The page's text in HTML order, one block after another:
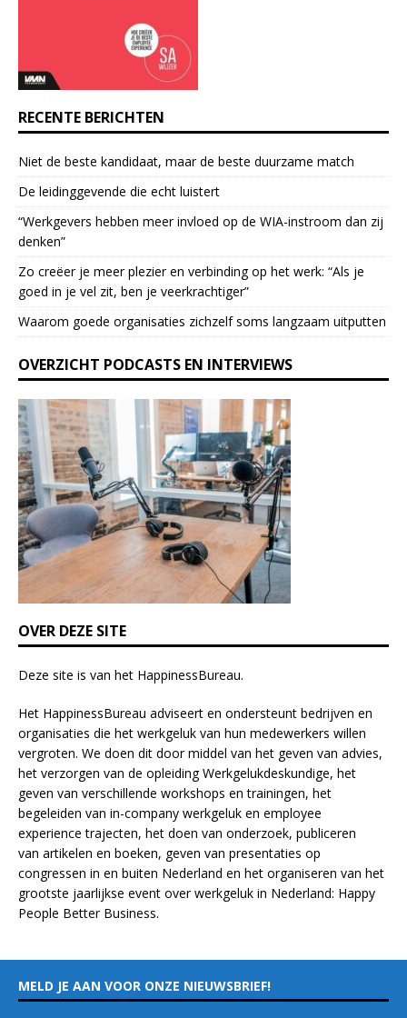
.
l
e
a
s
e
l
a
v
t
h
i
s
f
i
e
l
d
b
l
a
n
k
.
RECENTE BERICHTEN
Niet de beste kandidaat, maar de beste duurzame match
De leidinggevende die echt luistert
“Werkgevers hebben meer invloed op de WIA-instroom dan zij
denken”
Zo creëer je meer plezier en verbinding op het werk: “Als je
goed in je vel zit, ben je veerkrach­tiger”
Waarom goede organisaties zichzelf soms langzaam uitputten
OVERZICHT PODCASTS EN INTERVIEWS
OVER DEZE SITE
Deze site is van het HappinessBureau.
Het HappinessBureau adviseert en ondersteunt bedrijven en
organisaties die het werkgeluk van hun medewerkers willen
vergroten. We doen dit door middel van het geven van advies,
het verzorgen van de opleidingWerkgelukdeskundige, het
geven van verschillende workshops en trainingen, het
begeleiden van in-company werkgeluk en employee
experiencetrajecten, het doen van onderzoek, publiceren
van artikelen en boeken, geven van presentaties op
congressen in en buiten Nederland en het organiseren van het
grootste jaarlijkse event over werkgeluk in Nederland: Happy
People Better Business.
MELD JE AAN VOOR ONZE NIEUWSBRIEF!